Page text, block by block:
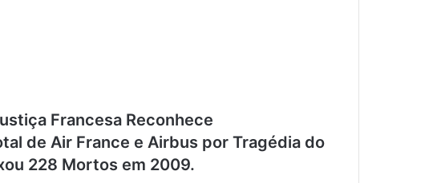
Francesa Reconhece
de Air France e Airbus por Tragédia do
228 Mortos em 2009.